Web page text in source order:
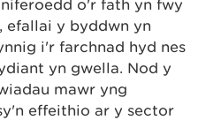
o'r fath yn fwy
efallai y byddwn yn
i'r farchnad hyd nes
yn gwella. Nod y
mawr yng
effeithio ar y sector